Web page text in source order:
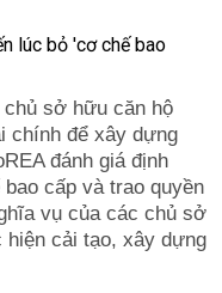
Nẵng. Ngày
kết quả ngày
2.
nữ, 57 tuổi, ở
Đà Nẵng. Ngày
kết quả ngày
2.
nam, 70 tuổi, ở Hùng
28/7/2020 bệnh
7/2020 dương tính
chủ sở hữu căn hộ
chính để xây dựng
đánh giá định
cấp và trao quyền
vụ của các chủ sở
cải tạo, xây dựng